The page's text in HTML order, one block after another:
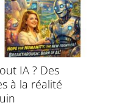
IA ? Des
à la réalité